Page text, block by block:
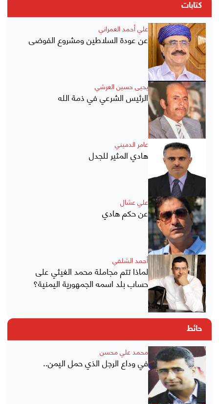
كتابات
علي أحمد العمراني
عن عودة السلاطين ومشروع الفوضى
يحيى حسين العرشي
الرئيس الشرعي في ذمة الله
عامر الدميني
هادي المثير للجدل
علي عشال
عن حكم هادي
أحمد الشلفي
لماذا تتم مجاملة محمد الغيثي على
حساب بلد اسمه الجمهورية اليمنية؟
حائط
محمد علي محسن
في وداع الرجل الذي حمل اليمن..